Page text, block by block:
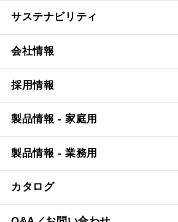
サステナビリティ
会社情報
採用情報
製品情報 - 家庭用
製品情報 - 業務用
カタログ